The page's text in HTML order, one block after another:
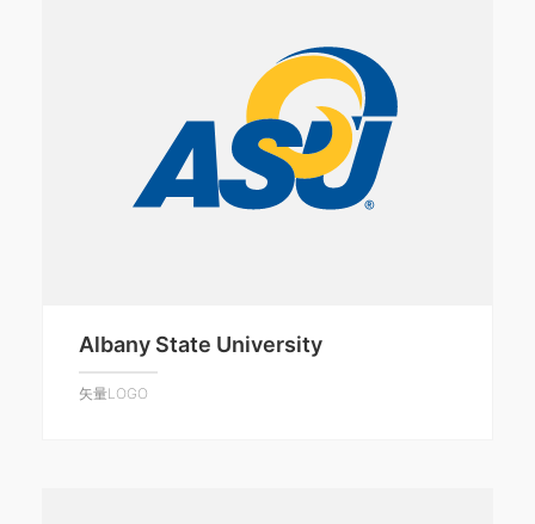
Albany State University
矢量LOGO